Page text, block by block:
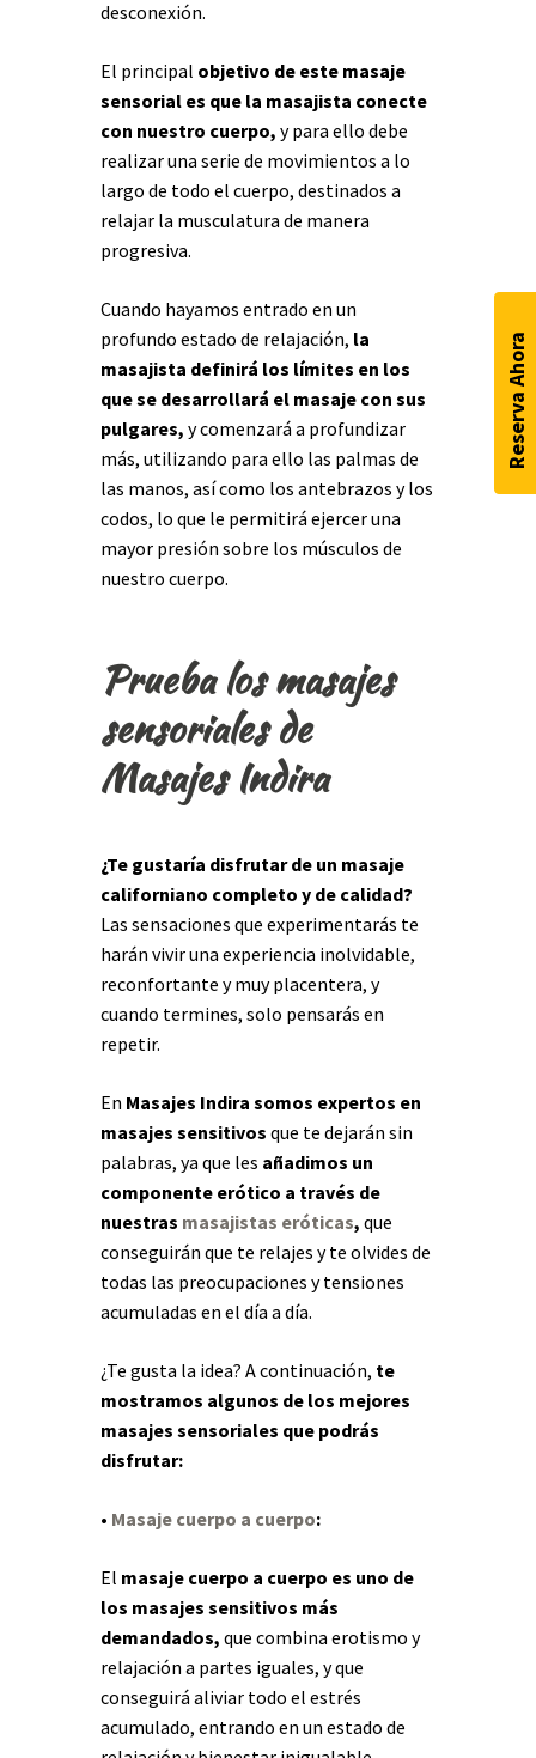
desconexión.
El principal objetivo de este masaje
sensorial es que la masajista conecte
con nuestro cuerpo, y para ello debe
realizar una serie de movimientos a lo
largo de todo el cuerpo, destinados a
relajar la musculatura de manera
progresiva.
Cuando hayamos entrado en un
profundo estado de relajación, la
masajista definirá los límites en los
que se desarrollará el masaje con sus
pulgares, y comenzará a profundizar
más, utilizando para ello las palmas de
las manos, así como los antebrazos y los
codos, lo que le permitirá ejercer una
mayor presión sobre los músculos de
nuestro cuerpo.
Prueba los masajes
sensoriales de
Masajes Indira
¿Te gustaría disfrutar de un masaje
californiano completo y de calidad?
Las sensaciones que experimentarás te
harán vivir una experiencia inolvidable,
reconfortante y muy placentera, y
cuando termines, solo pensarás en
repetir.
En Masajes Indira somos expertos en
masajes sensitivos que te dejarán sin
palabras, ya que les añadimos un
componente erótico a través de
nuestras masajistas eróticas, que
conseguirán que te relajes y te olvides de
todas las preocupaciones y tensiones
acumuladas en el día a día.
¿Te gusta la idea? A continuación, te
mostramos algunos de los mejores
masajes sensoriales que podrás
disfrutar:
• Masaje cuerpo a cuerpo:
El masaje cuerpo a cuerpo es uno de
los masajes sensitivos más
demandados, que combina erotismo y
relajación a partes iguales, y que
conseguirá aliviar todo el estrés
acumulado, entrando en un estado de
Reserva Ahora